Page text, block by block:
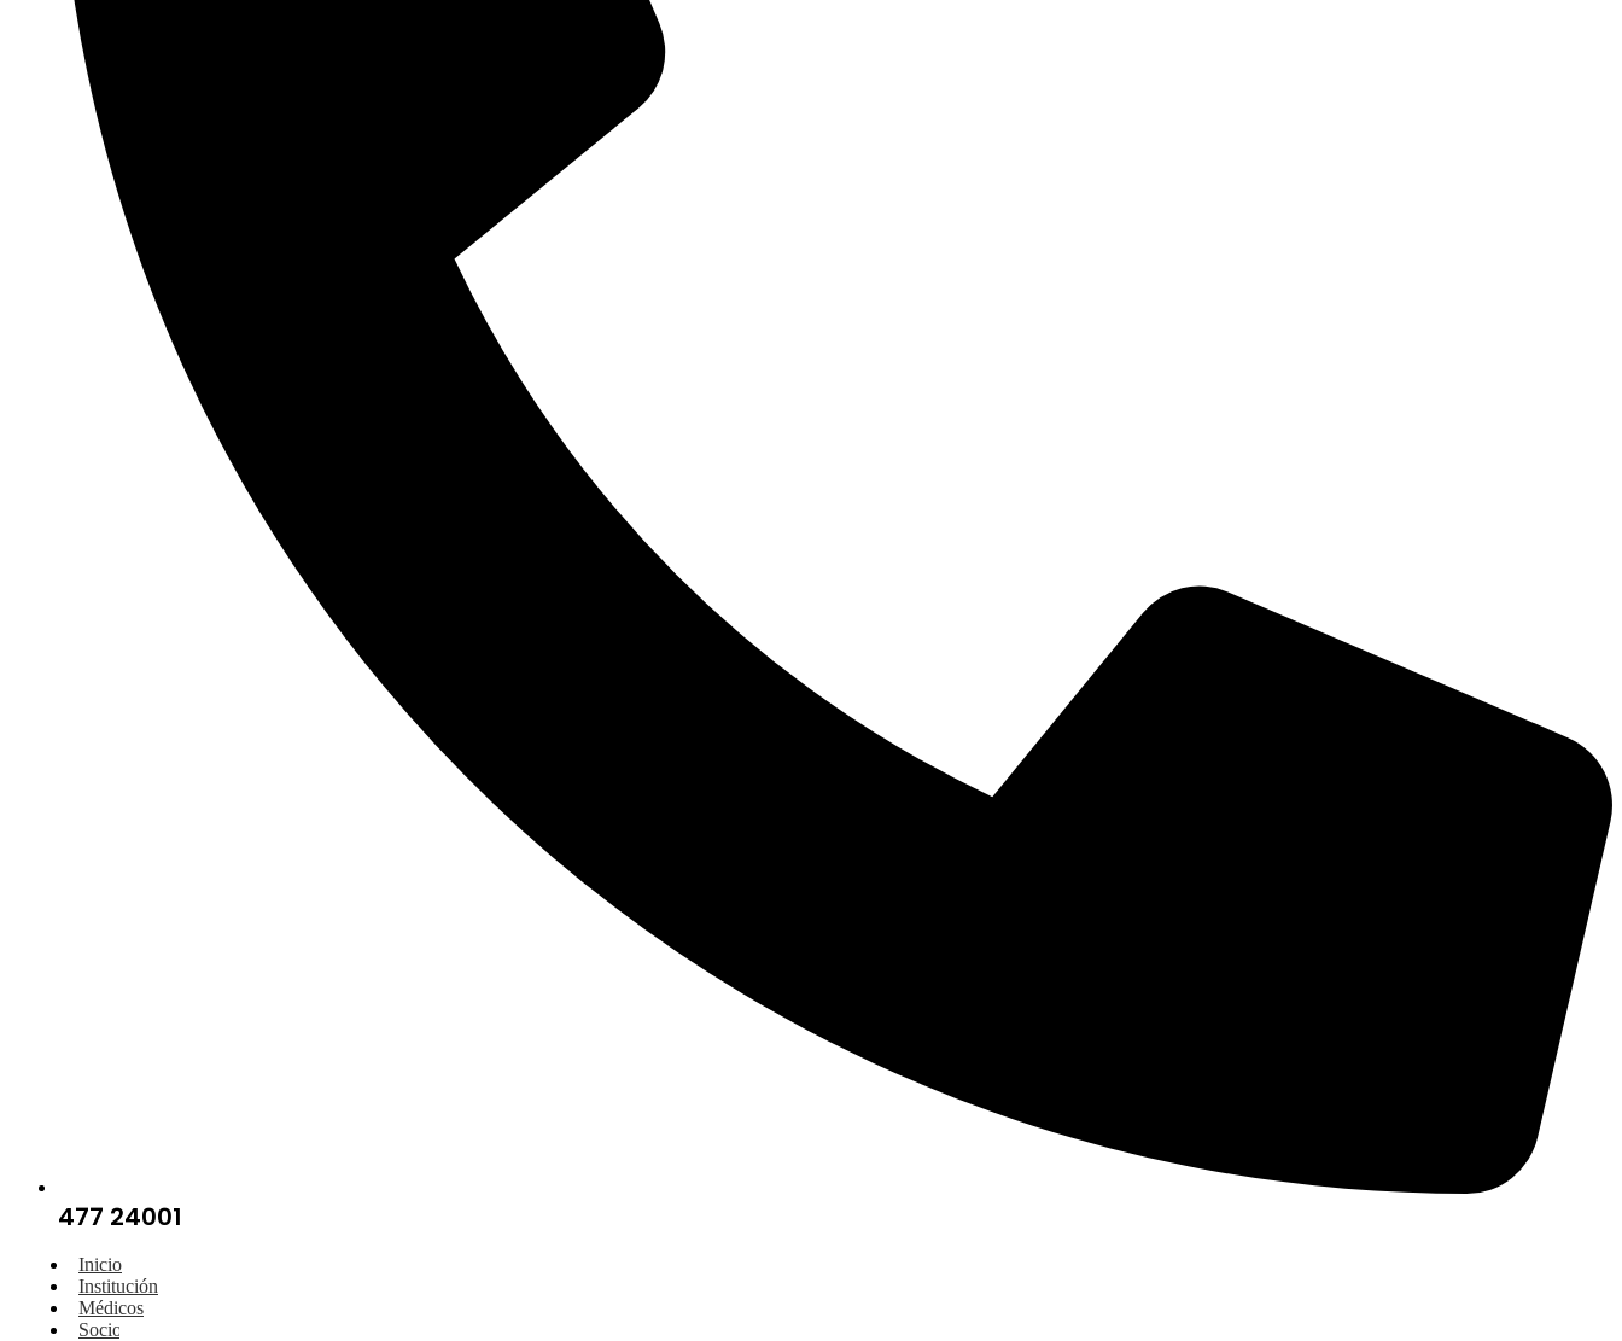
477 24001
Inicio
Institución
Médicos
Socios